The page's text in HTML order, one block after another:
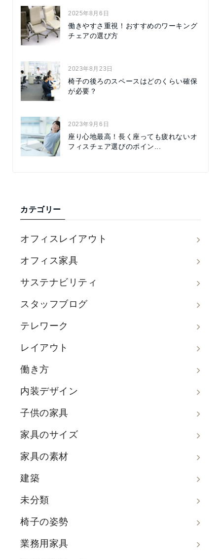
2025年8月6日
働きやすさ重視！おすすめのワーキング
チェアの選び方
2023年8月23日
椅子の後ろのスペースはどのくらい確保
が必要？
2023年9月6日
座り心地最高！長く座っても疲れないオ
フィスチェア選びのポイン...
カテゴリー
オフィスレイアウト
オフィス家具
サステナビリティ
スタッフブログ
テレワーク
レイアウト
働き方
内装デザイン
子供の家具
家具のサイズ
家具の素材
建築
未分類
椅子の姿勢
業務用家具